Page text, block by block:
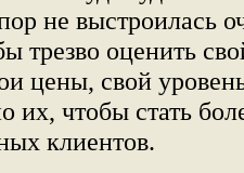
не выстроилась
трезво оценить
цены, свой
их, чтобы стать
клиентов.